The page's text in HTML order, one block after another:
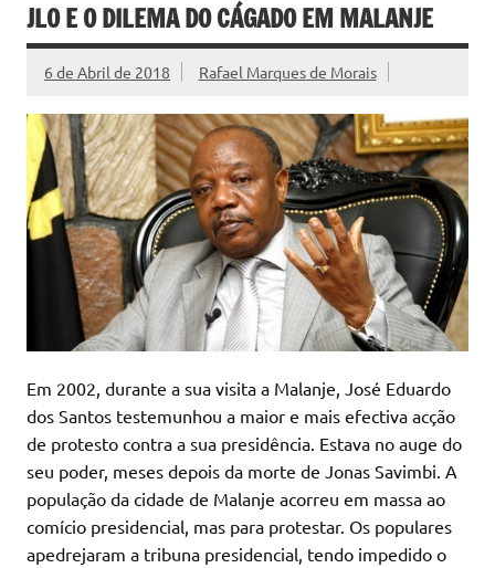
JLO E O DILEMA DO CÁGADO EM MALANJE
6 de Abril de 2018 Rafael Marques de Morais
Em 2002, durante a sua visita a Malanje, José Eduardo
dos Santos testemunhou a maior e mais efectiva acção
de protesto contra a sua presidência. Estava no auge do
seu poder, meses depois da morte de Jonas Savimbi. A
população da cidade de Malanje acorreu em massa ao
comício presidencial, mas para protestar. Os populares
apedrejaram a tribuna presidencial, tendo impedido o